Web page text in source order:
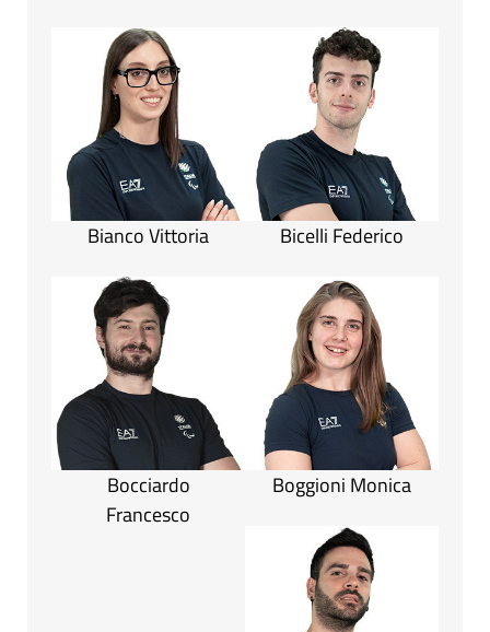
Bianco Vittoria Bicelli Federico
Bocciardo
Francesco
Boggioni Monica